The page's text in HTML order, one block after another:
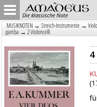
Die klassische Note
MUSIKNOTEN → Streich-Instrumente →
gamba → 2 Violoncelli